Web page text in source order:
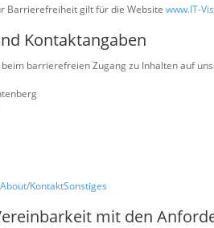
Barrierefreiheit gilt für die Website www.IT-
Kontaktangaben
barrierefreien Zugang zu Inhalten auf
KontaktSonstiges
mit den